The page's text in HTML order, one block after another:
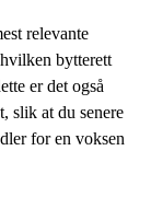
relevante
bytterett
er det også
slik at du senere
for en voksen